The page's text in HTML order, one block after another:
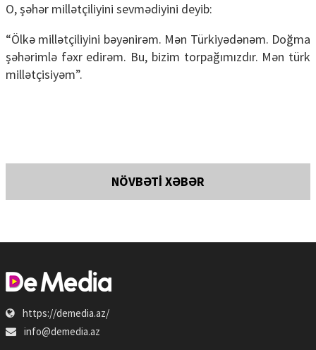
O, şəhər millətçiliyini sevmədiyini deyib:
“Ölkə millətçiliyini bəyənirəm. Mən Türkiyədənəm. Doğma
şəhərimlə fəxr edirəm. Bu, bizim torpağımızdır. Mən türk
millətçisiyəm”.
NÖVBƏTİ XƏBƏR
https://demedia.az/
info@demedia.az